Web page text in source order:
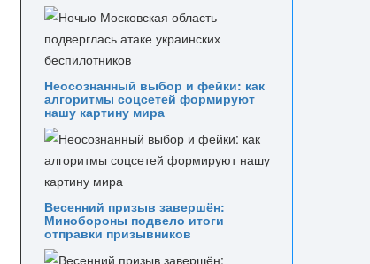
Неосознанный выбор и фейки: как
алгоритмы соцсетей формируют
нашу картину мира
Весенний призыв завершён:
Минобороны подвело итоги
отправки призывников